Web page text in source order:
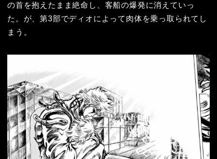
の首を抱えたまま絶命し、客船の爆発に消えていっ
た。が、第3部でディオによって肉体を乗っ取られてし
まう。